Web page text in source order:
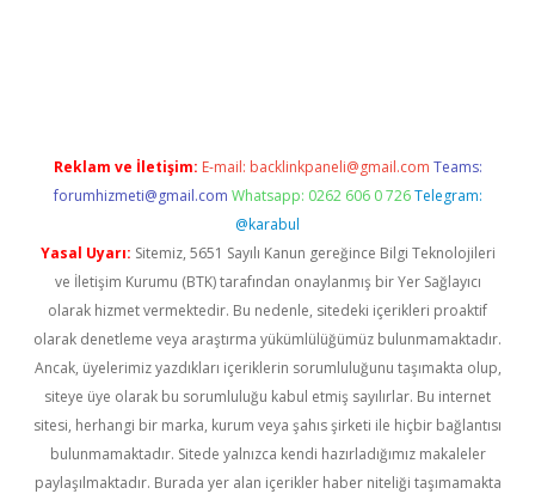
Reklam ve İletişim: E-mail: backlinkpaneli@gmail.com Teams:
forumhizmeti@gmail.com Whatsapp: 0262 606 0 726 Telegram:
@karabul
Yasal Uyarı: Sitemiz, 5651 Sayılı Kanun gereğince Bilgi Teknolojileri
ve İletişim Kurumu (BTK) tarafından onaylanmış bir Yer Sağlayıcı
olarak hizmet vermektedir. Bu nedenle, sitedeki içerikleri proaktif
olarak denetleme veya araştırma yükümlülüğümüz bulunmamaktadır.
Ancak, üyelerimiz yazdıkları içeriklerin sorumluluğunu taşımakta olup,
siteye üye olarak bu sorumluluğu kabul etmiş sayılırlar. Bu internet
sitesi, herhangi bir marka, kurum veya şahıs şirketi ile hiçbir bağlantısı
bulunmamaktadır. Sitede yalnızca kendi hazırladığımız makaleler
paylaşılmaktadır. Burada yer alan içerikler haber niteliği taşımamakta